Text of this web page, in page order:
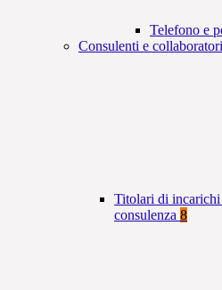
Telefono e
Consulenti e collaboratori
Titolari di
consulenza 8